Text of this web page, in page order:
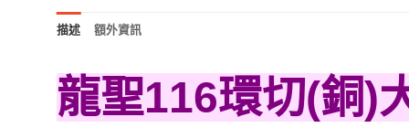
描述 額外資訊
龍聖116環切(銅)